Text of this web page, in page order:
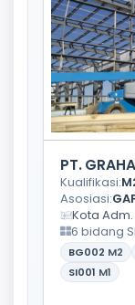
PT.
Kualifikasi:
Asosiasi:
Kota
6 bidang
BG002 M2
SI001 M1